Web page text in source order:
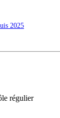
2025
régulier